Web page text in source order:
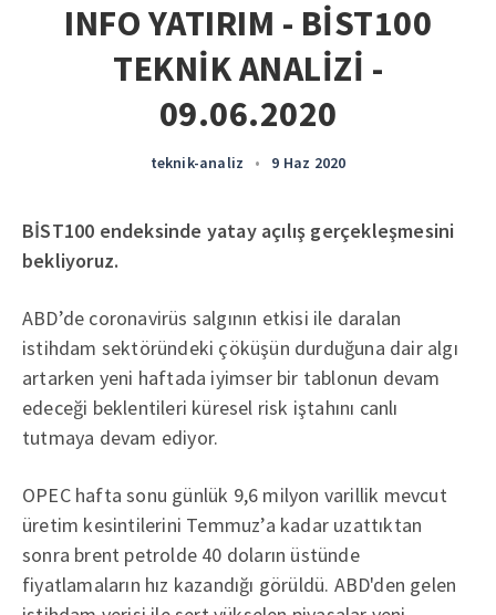
INFO YATIRIM - BİST100
TEKNİK ANALİZİ -
09.06.2020
teknik-analiz • 9 Haz 2020
BİST100 endeksinde yatay açılış gerçekleşmesini
bekliyoruz.
ABD’de coronavirüs salgının etkisi ile daralan
istihdam sektöründeki çöküşün durduğuna dair algı
artarken yeni haftada iyimser bir tablonun devam
edeceği beklentileri küresel risk iştahını canlı
tutmaya devam ediyor.
OPEC hafta sonu günlük 9,6 milyon varillik mevcut
üretim kesintilerini Temmuz’a kadar uzattıktan
sonra brent petrolde 40 doların üstünde
fiyatlamaların hız kazandığı görüldü. ABD'den gelen